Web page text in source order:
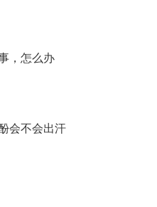
，怎么办
会不会出汗